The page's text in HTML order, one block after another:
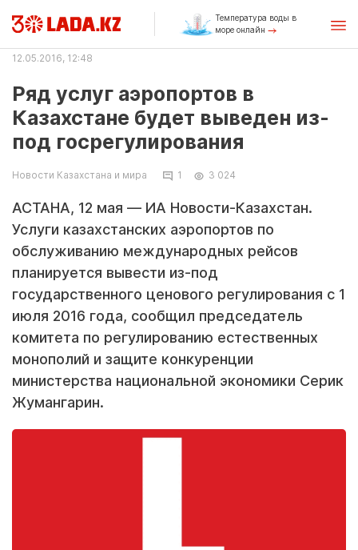
Температура воды в
море онлайн
12.05.2016, 12:48
Ряд услуг аэропортов в
Казахстане будет выведен из-
под госрегулирования
Новости Казахстана и мира 1 3 024
АСТАНА, 12 мая — ИА Новости-Казахстан.
Услуги казахстанских аэропортов по
обслуживанию международных рейсов
планируется вывести из-под
государственного ценового регулирования с 1
июля 2016 года, сообщил председатель
комитета по регулированию естественных
монополий и защите конкуренции
министерства национальной экономики Серик
Жумангарин.